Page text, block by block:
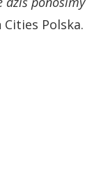
Polska.